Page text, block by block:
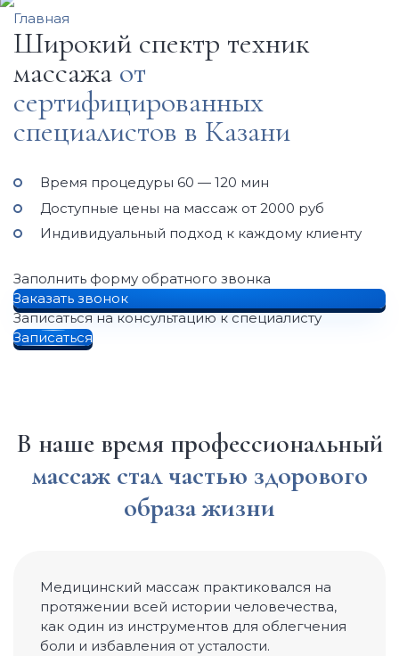
Главная
Широкий спектр техник
массажа от
сертифицированных
специалистов в Казани
Время процедуры 60 — 120 мин
Доступные цены на массаж от 2000 руб
Индивидуальный подход к каждому клиенту
Заполнить форму обратного звонка
Заказать звонок
Записаться на консультацию к специалисту
Записаться
В наше время профессиональный
массаж стал частью здорового
образа жизни
Медицинский массаж практиковался на
протяжении всей истории человечества,
как один из инструментов для облегчения
боли и избавления от усталости.